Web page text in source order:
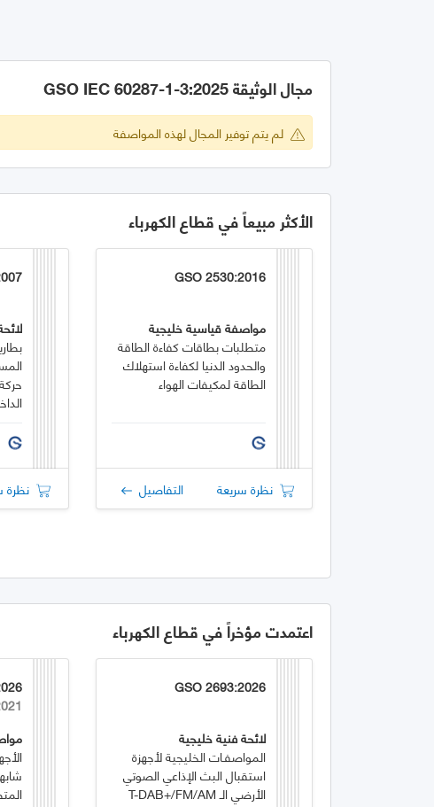
مجال الوثيقة GSO IEC 60287-1-3:2025
لم يتم توفير المجال لهذه المواصفة
الأكثر مبيعاً في قطاع الكهرباء
GSO 2530:2016
مواصفة قياسية خليجية
متطلبات بطاقات كفاءة الطاقة
والحدود الدنيا لكفاءة استهلاك
الطاقة لمكيفات الهواء
نظرة سريعة التفاصيل نظرة
اعتمدت مؤخراً في قطاع الكهرباء
GSO 2693:2026
لائحة فنية خليجية
المواصفـات الخليجية لأجهزة
استقبال البث الإذاعي الصوتي
الأرضي الـ T-DAB+/FM/AM